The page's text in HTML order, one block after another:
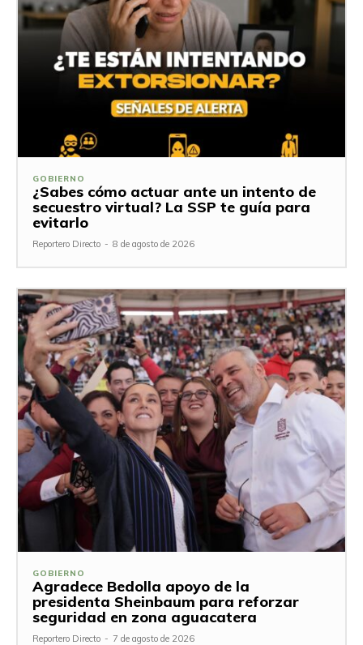
GOBIERNO
¿Sabes cómo actuar ante un intento de
secuestro virtual? La SSP te guía para
evitarlo
Reportero Directo - 8 de agosto de 2026
GOBIERNO
Agradece Bedolla apoyo de la
presidenta Sheinbaum para reforzar
seguridad en zona aguacatera
Reportero Directo - 7 de agosto de 2026